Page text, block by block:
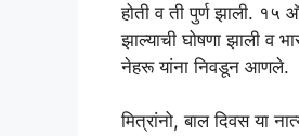
होती व ती पुर्ण झाली.
झाल्याची घोषणा झाली व
नेहरू यांना निवडून आणले.
मित्रांनो, बाल दिवस या